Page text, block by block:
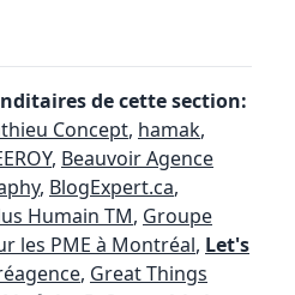
de cette section:
Concept, hamak,
, Beauvoir Agence
, BlogExpert.ca,
Humain TM, Groupe
les PME à Montréal, Let's
, Great Things